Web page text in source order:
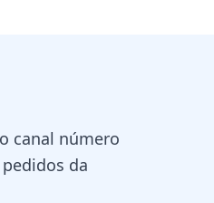
canal número
da